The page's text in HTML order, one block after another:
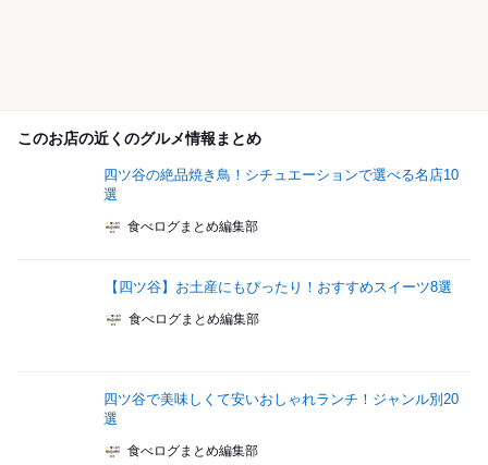
このお店の近くのグルメ情報まとめ
四ツ谷の絶品焼き鳥！シチュエーションで選べる名店10
選
食べログまとめ編集部
【四ツ谷】お土産にもぴったり！おすすめスイーツ8選
食べログまとめ編集部
四ツ谷で美味しくて安いおしゃれランチ！ジャンル別20
選
食べログまとめ編集部